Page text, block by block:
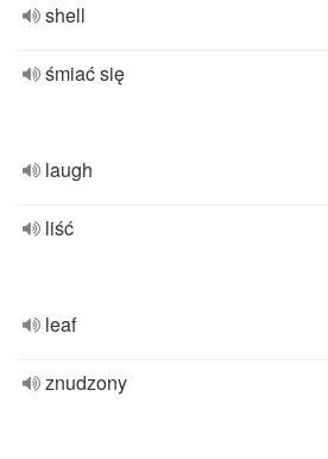
shell
śmiać się
laugh
liść
leaf
znudzony